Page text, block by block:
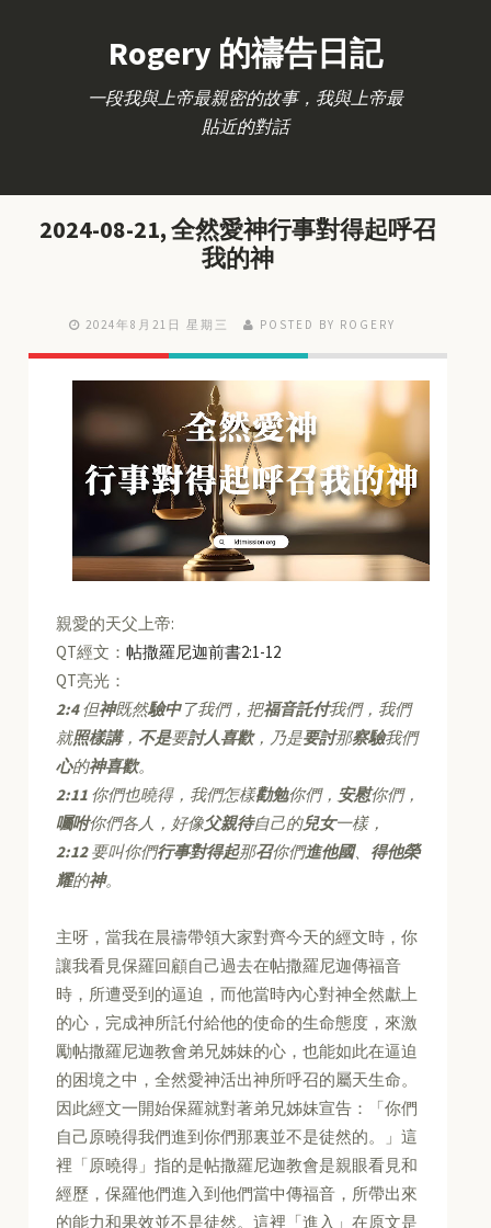
Rogery 的禱告日記
一段我與上帝最親密的故事，我與上帝最
貼近的對話
2024-08-21, 全然愛神行事對得起呼召
我的神
2024年8月21日 星期三 POSTED BY ROGERY
親愛的天父上帝:
QT經文：帖撒羅尼迦前書2:1-12
QT亮光：
2:4但神既然驗中了我們，把福音託付我們，我們
就照樣講， 不是要討人喜歡，乃是要討那察驗我們
心的神喜歡。
2:11 你們也曉得，我們怎樣勸勉你們， 安慰你們，
囑咐你們各人，好像父親待自己的兒女一樣，
2:12要叫你們行事對得起那召你們進他國、 得他榮
耀的神。
主呀，當我在晨禱帶領大家對齊今天的經文時，你
讓我看見保羅回顧自己過去在帖撒羅尼迦傳福音
時，所遭受到的逼迫，而他當時內心對神全然獻上
的心，完成神所託付給他的使命的生命態度，來激
勵帖撒羅尼迦教會弟兄姊妹的心，也能如此在逼迫
的困境之中，全然愛神活出神所呼召的屬天生命。
因此經文一開始保羅就對著弟兄姊妹宣告：「你們
自己原曉得我們進到你們那裏並不是徒然的。」這
裡「原曉得」指的是帖撒羅尼迦教會是親眼看見和
經歷，保羅他們進入到他們當中傳福音，所帶出來
的能力和果效並不是徒然。這裡「進入」在原文是